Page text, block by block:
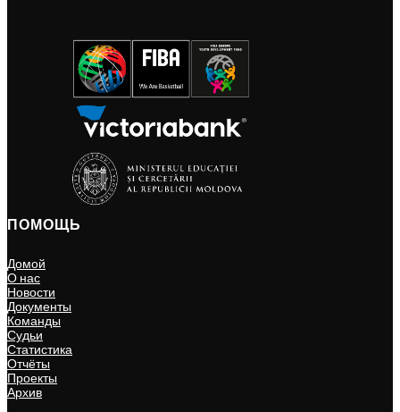
ПОМОЩЬ
Домой
О нас
Новости
Документы
Команды
Судьи
Статистика
Отчёты
Проекты
Архив